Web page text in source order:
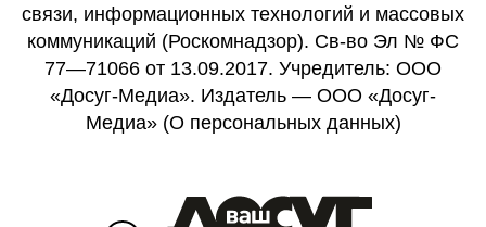
связи, информационных технологий и массовых
коммуникаций (Роскомнадзор). Св-во Эл № ФС
77—71066 от 13.09.2017. Учредитель: ООО
«Досуг-Медиа». Издатель — ООО «Досуг-
Медиа» (О персональных данных)